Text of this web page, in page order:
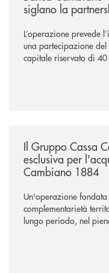
siglano la
L’operazione prevede
una partecipazione del
capitale riservato di
comuni e sulla
Il Gruppo Cassa
esclusiva per
Cambiano 1884
Un'operazione
complementarietà
lungo periodo, nel
negoziazione